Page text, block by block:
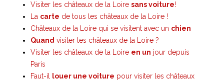
Visiter les châteaux de la Loire sans voiture!
La carte de tous les châteaux de la Loire !
Châteaux de la Loire qui se visitent avec un chien
Quand visiter les châteaux de la Loire ?
Visiter les châteaux de la Loire en un jour depuis
Paris
Faut-il
louer une voiture pour visiter les châteaux